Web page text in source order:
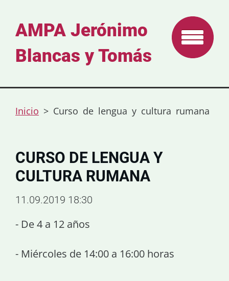
AMPA Jerónimo
Blancas y Tomás
Inicio > Curso de lengua y cultura rumana
CURSO DE LENGUA Y
CULTURA RUMANA
11.09.2019 18:30
- De 4 a 12 años
- Miércoles de 14:00 a 16:00 horas